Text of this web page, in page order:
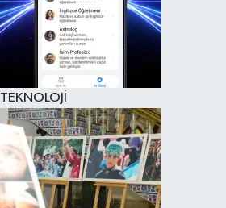
TEKNOLOJİ